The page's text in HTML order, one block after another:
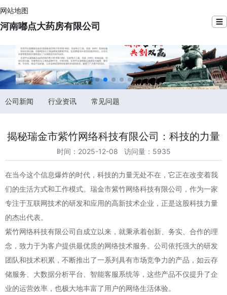
网站地图
河南嘟点大药房有限公司 ☰
公司新闻 行业资讯 常见问题
揭秘瑞金市紫竹网络科技有限公司：科技的力量
时间：2025-12-08 访问量：5935
在当今这个信息爆炸的时代，科技的力量无处不在，它正在改变着我
们的生活方式和工作模式。瑞金市紫竹网络科技有限公司，作为一家
专注于互联网技术的研发和应用的高新技术企业，正是这股科技力量
的杰出代表。
紫竹网络科技有限公司自成立以来，就秉承着创新、务实、合作的理
念，致力于为客户提供最优质的网络技术服务。公司依托强大的研发
团队和技术积累，不断推出了一系列具有市场竞争力的产品，如云存
储服务、大数据分析平台、智能客服系统等，这些产品不仅提升了企
业的运营效率，也极大地丰富了用户的网络生活体验。